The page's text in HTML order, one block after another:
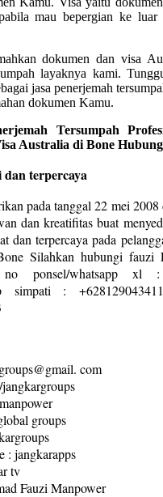
mau bepergian ke luar
dokumen dan visa
layaknya kami.
jasa penerjemah
dokumen Kamu.
Tersumpah
Australia di Bone
dan terpercaya
pada tanggal 22 mei
dan kreatifitas buat
dan terpercaya pada
Silahkan hubungi fauzi
ponsel/whatsapp xl :
simpati :
com
groups
: jangkarapps
tv
Fauzi Manpower